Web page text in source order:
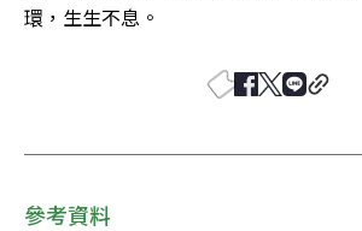
環，生生不息。
參考資料